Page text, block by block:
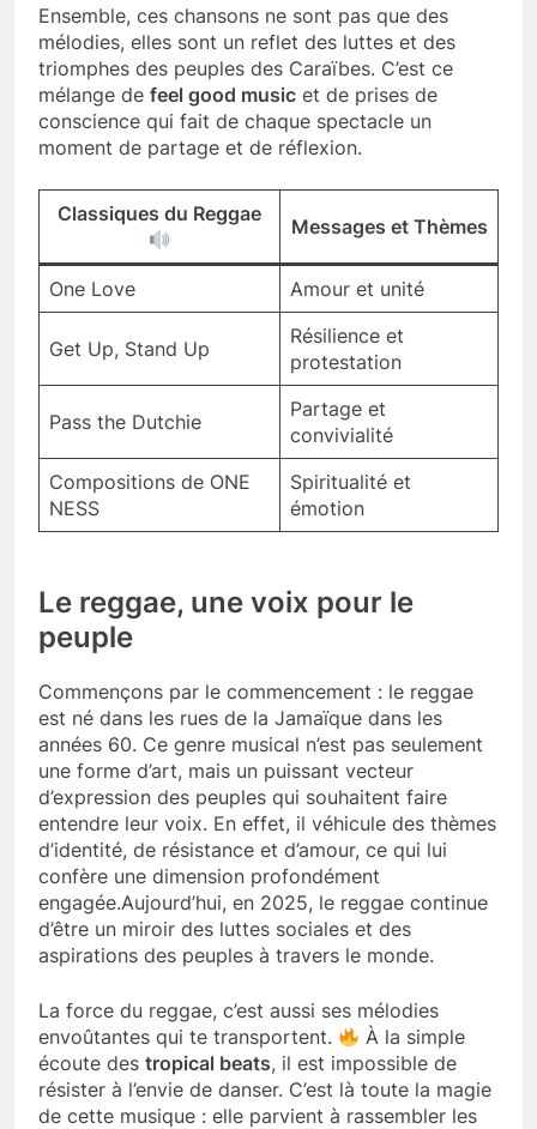
Ensemble, ces chansons ne sont pas que des
mélodies, elles sont un reflet des luttes et des
triomphes des peuples des Caraïbes. C’est ce
mélange de feel good music et de prises de
conscience qui fait de chaque spectacle un
moment de partage et de réflexion.
Classiques du Reggae
Messages et Thèmes
One Love Amour et unité
Get Up, Stand Up
Résilience et
protestation
Pass the Dutchie
Partage et
convivialité
Compositions de ONE
NESS
Spiritualité et
émotion
Le reggae, une voix pour le
peuple
Commençons par le commencement : le reggae
est né dans les rues de la Jamaïque dans les
années 60. Ce genre musical n’est pas seulement
une forme d’art, mais un puissant vecteur
d’expression des peuples qui souhaitent faire
entendre leur voix. En effet, il véhicule des thèmes
d’identité, de résistance et d’amour, ce qui lui
confère une dimension profondément
engagée.Aujourd’hui, en 2025, le reggae continue
d’être un miroir des luttes sociales et des
aspirations des peuples à travers le monde.
La force du reggae, c’est aussi ses mélodies
envoûtantes qui te transportent.
À la simple
écoute des tropical beats, il est impossible de
résister à l’envie de danser. C’est là toute la magie
de cette musique : elle parvient à rassembler les